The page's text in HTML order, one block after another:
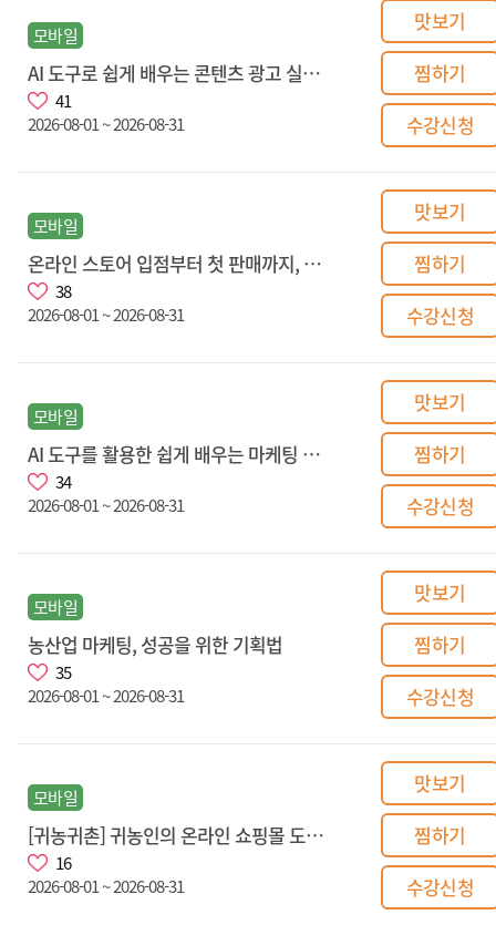
모바일
AI 도구로 쉽게 배우는 콘텐츠 광고 실전 가이드
41
2026-08-01 ~ 2026-08-31
맛보기
찜하기
수강신청
모바일
온라인 스토어 입점부터 첫 판매까지, 팔리는 상품전략
38
2026-08-01 ~ 2026-08-31
맛보기
찜하기
수강신청
모바일
AI 도구를 활용한 쉽게 배우는 마케팅 기초와 필요성
34
2026-08-01 ~ 2026-08-31
맛보기
찜하기
수강신청
모바일
농산업 마케팅, 성공을 위한 기획법
35
2026-08-01 ~ 2026-08-31
맛보기
찜하기
수강신청
모바일
[귀농귀촌] 귀농인의 온라인 쇼핑몰 도전기, 클릭으로 만드는 판매 전략
16
2026-08-01 ~ 2026-08-31
맛보기
찜하기
수강신청